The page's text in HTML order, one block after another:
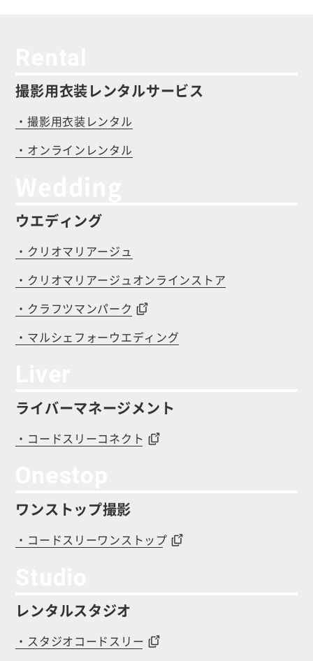
撮影用衣装レンタルサービス
・撮影用衣装レンタル
・オンラインレンタル
ウエディング
・クリオマリアージュ
・クリオマリアージュオンラインストア
・クラフツマンパーク
・マルシェフォーウエディング
ライバーマネージメント
・コードスリーコネクト
ワンストップ撮影
・コードスリーワンストップ
レンタルスタジオ
・スタジオコードスリー